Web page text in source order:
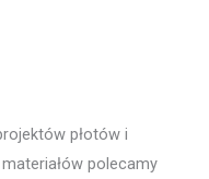
płotów i
polecamy